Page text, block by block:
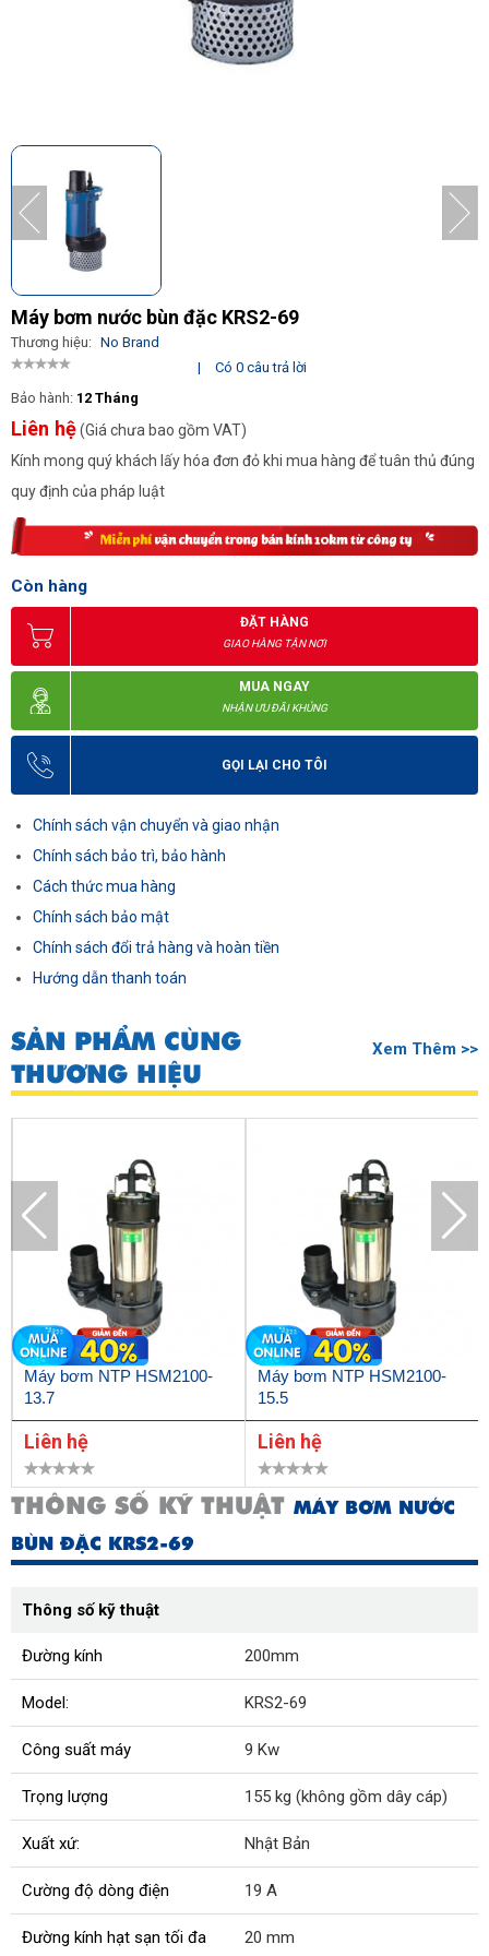
Máy bơm nước bùn đặc KRS2-69
Thương hiệu: No Brand
|
Có 0 câu trả lời
Bảo hành: 12 Tháng
Liên hệ(Giá chưa bao gồm VAT)
Kính mong quý khách lấy hóa đơn đỏ khi mua hàng để tuân thủ đúng
quy định của pháp luật
Còn hàng
ĐẶT HÀNG
GIAO HÀNG TẬN NƠI
MUA NGAY
NHẬN ƯU ĐÃI KHỦNG
GỌI LẠI CHO TÔI
Chính sách vận chuyển và giao nhận
Chính sách bảo trì, bảo hành
Cách thức mua hàng
Chính sách bảo mật
Chính sách đổi trả hàng và hoàn tiền
Hướng dẫn thanh toán
SẢN PHẨM CÙNG
THƯƠNG HIỆU
Xem Thêm >>
Máy bơm NTP HSM2100-
13.7
Liên hệ
Máy bơm NTP HSM2100-
15.5
Liên hệ
THÔNG SỐ KỸ THUẬT MÁY BƠM NƯỚC
BÙN ĐẶC KRS2-69
Thông số kỹ thuật
Đường kính 200mm
Model: KRS2-69
Công suất máy 9 Kw
Trọng lượng 155 kg (không gồm dây cáp)
Xuất xứ: Nhật Bản
Cường độ dòng điện 19 A
Đường kính hạt sạn tối đa 20 mm